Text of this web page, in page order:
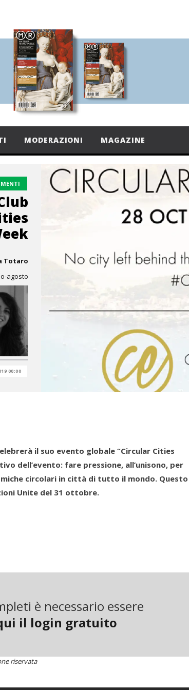
MODERAZIONI MAGAZINE
Totaro
agosto
00:00
il suo evento globale “Circular Cities
dell’evento: fare pressione, all’unisono, per
circolari in città di tutto il mondo. Questo
Unite del 31 ottobre.
Goals (Sdg) Action Awards delle Nazioni
L’organizzazione ha il suo quartier generale a
globale annuale decentralizzato. Nel corso
è necessario essere
il login gratuito
riservata